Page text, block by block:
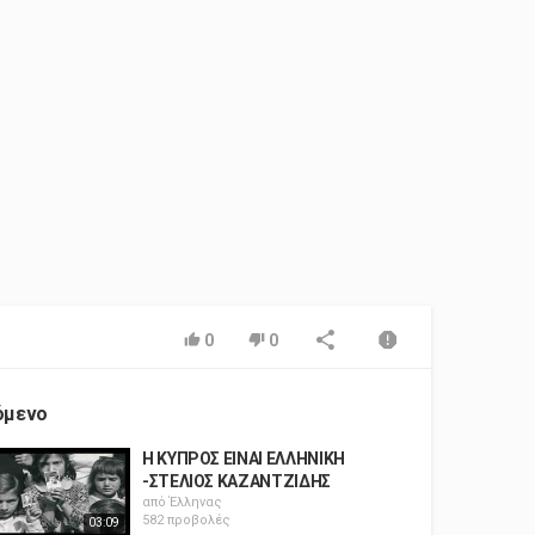
0 0
03:09
Η ΚΥΠΡΟΣ ΕΙΝΑΙ ΕΛΛΗΝΙΚΗ
-ΣΤΕΛΙΟΣ ΚΑΖΑΝΤΖΙΔΗΣ
απόΈλληνας
582 προβολές